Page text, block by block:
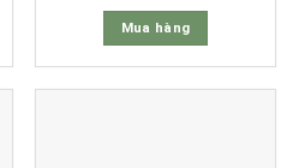
Mua hàng